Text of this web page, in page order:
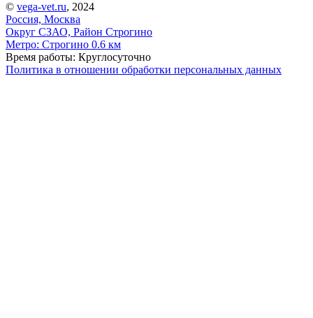
© vega-vet.ru, 2024
Россия, Москва
Округ СЗАО, Район Строгино
Метро: Строгино 0.6 км
Время работы: Круглосуточно
Политика в отношении обработки персональных данных